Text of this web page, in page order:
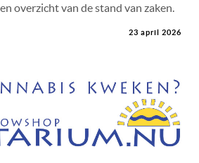
overzicht van de stand van zaken.
23 april 2026